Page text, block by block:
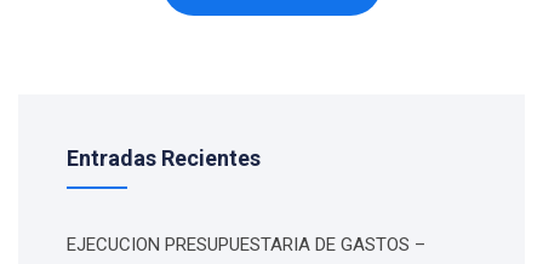
Entradas Recientes
EJECUCION PRESUPUESTARIA DE GASTOS –